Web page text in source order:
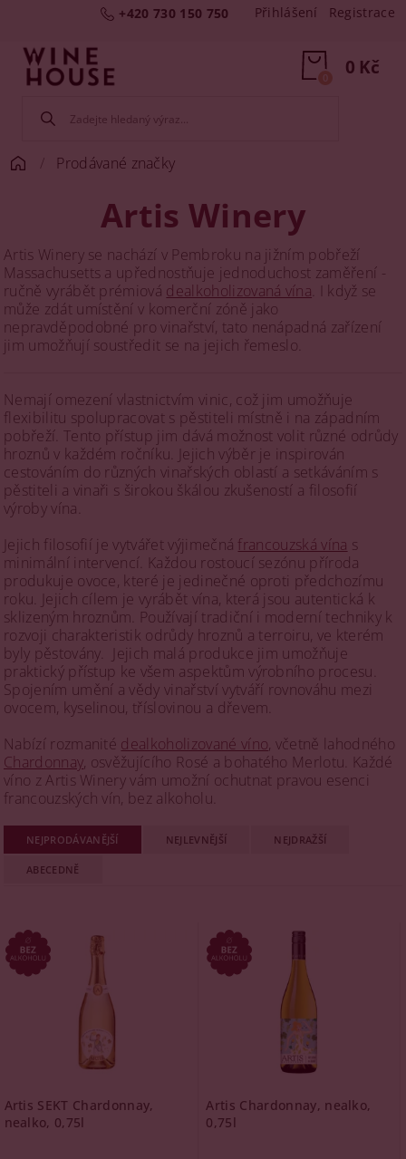
+420 730 150 750 Přihlášení Registrace
0 Kč
0
Prodávané značky
Artis Winery
Artis Winery se nachází v Pembroku na jižním pobřeží
Massachusetts a upřednostňuje jednoduchost zaměření -
ručně vyrábět prémiová dealkoholizovaná vína . I když se
může zdát umístění v komerční zóně jako
nepravděpodobné pro vinařství, tato nenápadná zařízení
jim umožňují soustředit se na jejich řemeslo.
Nemají omezení vlastnictvím vinic, což jim umožňuje
flexibilitu spolupracovat s pěstiteli místně i na západním
pobřeží. Tento přístup jim dává možnost volit různé odrůdy
hroznů v každém ročníku. Jejich výběr je inspirován
cestováním do různých vinařských oblastí a setkáváním s
pěstiteli a vinaři s širokou škálou zkušeností a filosofií
výroby vína.
Jejich filosofií je vytvářet výjimečná francouzská vína s
minimální intervencí. Každou rostoucí sezónu příroda
produkuje ovoce, které je jedinečné oproti předchozímu
roku. Jejich cílem je vyrábět vína, která jsou autentická k
sklizeným hroznům. Používají tradiční i moderní techniky k
rozvoji charakteristik odrůdy hroznů a terroiru, ve kterém
byly pěstovány. Jejich malá produkce jim umožňuje
praktický přístup ke všem aspektům výrobního procesu.
Spojením umění a vědy vinařství vytváří rovnováhu mezi
ovocem, kyselinou, tříslovinou a dřevem.
Nabízí rozmanité dealkoholizované víno, včetně lahodného
Chardonnay, osvěžujícího Rosé a bohatého Merlotu. Každé
víno z Artis Winery vám umožní ochutnat pravou esenci
francouzských vín, bez alkoholu.
NEJPRODÁVANĚJŠÍ NEJLEVNĚJŠÍ NEJDRAŽŠÍ
ABECEDNĚ
Artis SEKT Chardonnay,
nealko, 0,75l
Artis Chardonnay, nealko,
0,75l